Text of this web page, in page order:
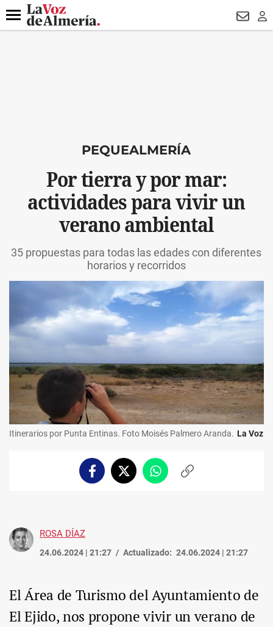
DESTACADO CONDENADOS
Menú
PEQUEALMERÍA
Por tierra y por mar:
actividades para vivir un
verano ambiental
35 propuestas para todas las edades con diferentes
horarios y recorridos
Itinerarios por Punta Entinas. Foto Moisés Palmero Aranda. La Voz
FacebookTwitterWhatsappCopiar
ROSA DÍAZ
24.06.2024 | 21:27 Actualizado: 24.06.2024 | 21:27
El Área de Turismo del Ayuntamiento de
El Ejido, nos propone vivir un verano de